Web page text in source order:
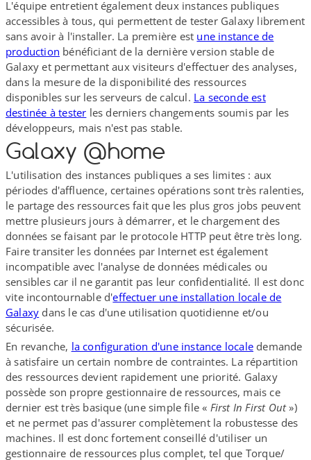
L'équipe entretient également deux instances publiques
accessibles à tous, qui permettent de tester Galaxy librement
sans avoir à l'installer. La première est une instance de
production bénéficiant de la dernière version stable de
Galaxy et permettant aux visiteurs d'effectuer des analyses,
dans la mesure de la disponibilité des ressources
disponibles sur les serveurs de calcul. La seconde est
destinée à tester les derniers changements soumis par les
développeurs, mais n'est pas stable.
Galaxy @home
L'utilisation des instances publiques a ses limites : aux
périodes d'affluence, certaines opérations sont très ralenties,
le partage des ressources fait que les plus gros jobs peuvent
mettre plusieurs jours à démarrer, et le chargement des
données se faisant par le protocole HTTP peut être très long.
Faire transiter les données par Internet est également
incompatible avec l'analyse de données médicales ou
sensibles car il ne garantit pas leur confidentialité. Il est donc
vite incontournable d'effectuer une installation locale de
Galaxy dans le cas d'une utilisation quotidienne et/​ou
sécurisée.
En revanche, la configuration d'une instance locale demande
à satisfaire un certain nombre de contraintes. La répartition
des ressources devient rapidement une priorité. Galaxy
possède son propre gestionnaire de ressources, mais ce
dernier est très basique (une simple file « First In First Out»)
et ne permet pas d'assurer complètement la robustesse des
machines. Il est donc fortement conseillé d'utiliser un
gestionnaire de ressources plus complet, tel que Torque/​